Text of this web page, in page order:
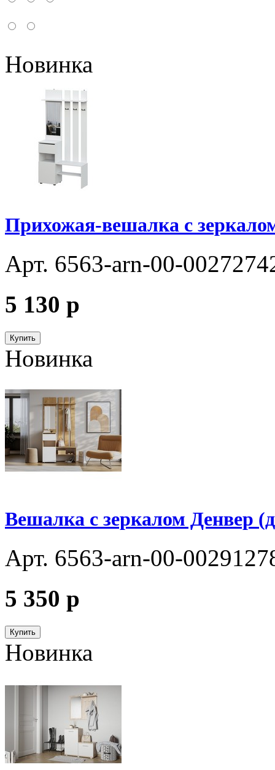
Новинка
Прихожая-вешалка с
Арт. 6563-arn-00-
5 130 p
Купить
Новинка
Вешалка с зеркалом Денвер
Арт. 6563-arn-00-
5 350 p
Купить
Новинка